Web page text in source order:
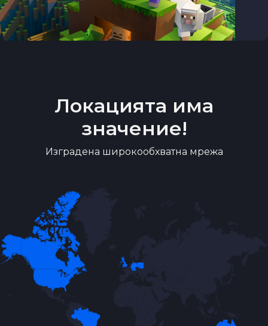
Локацията има
значение!
Изградена широкообхватна мрежа